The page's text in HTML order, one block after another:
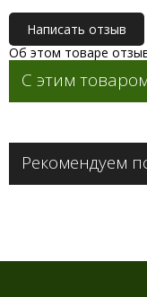
Написать отзыв
Об этом товаре
С этим
Рекомендуем